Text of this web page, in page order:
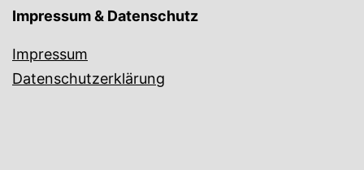
Impressum & Datenschutz
Impressum
Datenschutzerklärung